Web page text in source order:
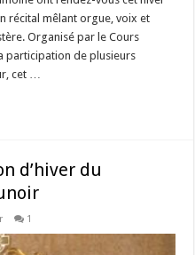
récital mêlant orgue, voix et
Organisé par le Cours
participation de plusieurs
cet …
d’hiver du
1